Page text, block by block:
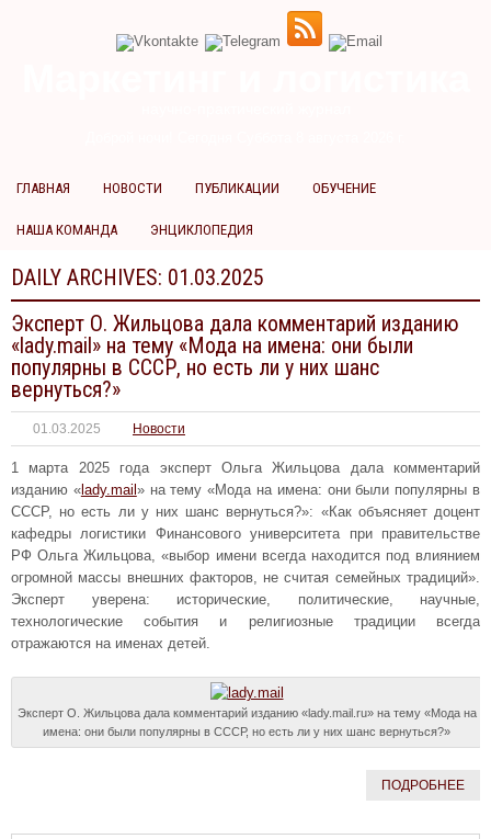
ГЛАВНАЯ НОВОСТИ ПУБЛИКАЦИИ ОБУЧЕНИЕ
НАША КОМАНДА ЭНЦИКЛОПЕДИЯ
DAILY ARCHIVES: 01.03.2025
Эксперт О. Жильцова дала комментарий изданию
«lady.mail» на тему «Мода на имена: они были
популярны в СССР, но есть ли у них шанс
вернуться?»
01.03.2025 Новости
1 марта 2025 года эксперт Ольга Жильцова дала комментарий
изданию «lady.mail » на тему «Мода на имена: они были популярны в
СССР, но есть ли у них шанс вернуться?»: «Как объясняет доцент
кафедры логистики Финансового университета при правительстве
РФ Ольга Жильцова, «выбор имени всегда находится под влиянием
огромной массы внешних факторов, не считая семейных традиций».
Эксперт уверена: исторические, политические, научные,
технологические события и религиозные традиции всегда
отражаются на именах детей.
Эксперт О. Жильцова дала комментарий изданию «lady.mail.ru» на тему «Мода на
имена: они были популярны в СССР, но есть ли у них шанс вернуться?»
ПОДРОБНЕЕ